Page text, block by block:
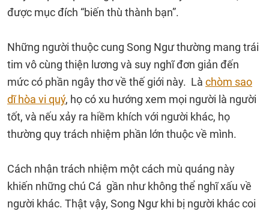
được mục đích “biến thù thành bạn”.
Những người thuộc cung Song Ngư thường mang trái
tim vô cùng thiện lương và suy nghĩ đơn giản đến
mức có phần ngây thơ về thế giới này. Là chòm sao
dĩ hòa vi quý, họ có xu hướng xem mọi người là người
tốt, và nếu xảy ra hiềm khích với người khác, họ
thường quy trách nhiệm phần lớn thuộc về mình.
Cách nhận trách nhiệm một cách mù quáng này
khiến những chú Cá gần như không thể nghĩ xấu về
người khác. Thật vậy, Song Ngư khi bị người khác coi